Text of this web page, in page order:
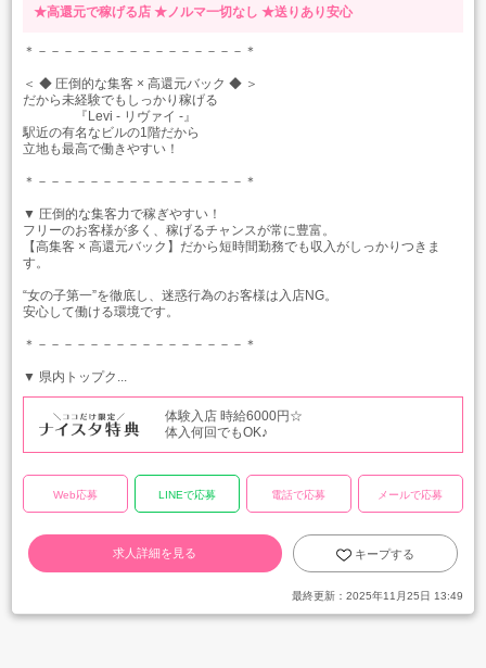
★高還元で稼げる店 ★ノルマ一切なし ★送りあり安心
＊－－－－－－－－－－－－－－－－＊
＜ ◆ 圧倒的な集客 × 高還元バック ◆ ＞
だから未経験でもしっかり稼げる
『Levi - リヴァイ -』
駅近の有名なビルの1階だから
立地も最高で働きやすい！
＊－－－－－－－－－－－－－－－－＊
▼ 圧倒的な集客力で稼ぎやすい！
フリーのお客様が多く、稼げるチャンスが常に豊富。
【高集客 × 高還元バック】だから短時間勤務でも収入がしっかりつきま
す。
“女の子第一”を徹底し、迷惑行為のお客様は入店NG。
安心して働ける環境です。
＊－－－－－－－－－－－－－－－－＊
▼ 県内トップク...
体験入店 時給6000円☆
体入何回でもOK♪
Web応募 LINEで応募 電話で応募 メールで応募
求人詳細を見る キープする
最終更新： 2025年11月25日 13:49